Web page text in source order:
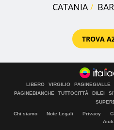
CATANIA
TROVA
LIBERO VIRGILIO PAGINEGIALLE
PAGINEBIANCHE
TUTTOCITTÀ DILEI
Chi siamo Note Legali Privacy